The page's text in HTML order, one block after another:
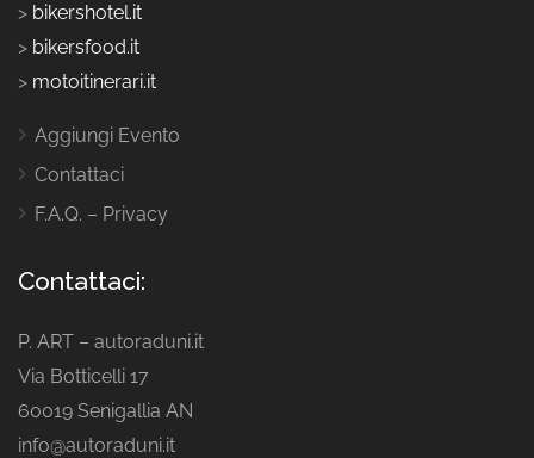
> bikershotel.it
> bikersfood.it
> motoitinerari.it
Aggiungi Evento
Contattaci
F.A.Q. – Privacy
Contattaci:
P. ART – autoraduni.it
Via Botticelli 17
60019 Senigallia AN
info@autoraduni.it